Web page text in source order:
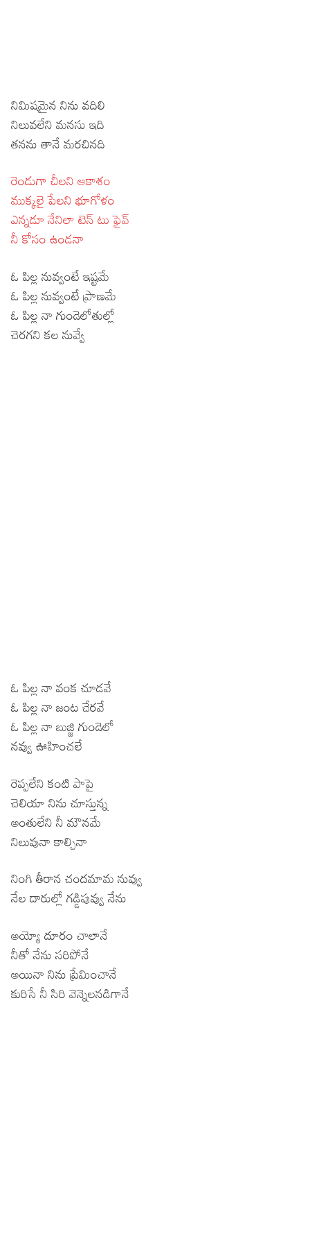
నిమిషమైన నిను వదిలి
నిలువలేని మనసు ఇది
తనను తానే మరచినది
రెండుగా చీలని ఆకాశం
ముక్కలై పేలని భూగోళం
ఎన్నడూ నేనిలా టెన్ టు ఫైవ్
నీ కోసం ఉండనా
ఓ పిల్ల నువ్వంటే ఇష్టమే
ఓ పిల్ల నువ్వంటే ప్రాణమే
ఓ పిల్ల నా గుండెలోతుల్లో
చెరగని కల నువ్వే
ఓ పిల్ల నా వంక చూడవే
ఓ పిల్ల నా జంట చేరవే
ఓ పిల్ల నా బుజ్జి గుండెలో
నవ్వు ఊహించలే
రెప్పలేని కంటి పాపై
చెలియా నిను చూస్తున్న
అంతులేని నీ మౌనమే
నిలువునా కాల్చినా
నింగి తీరాన చందమామ నువ్వు
నేల దారుల్లో గడ్డిపువ్వు నేను
అయ్యో దూరం చాలానే
నీతో నేను సరిపోనే
అయినా నిను ప్రేమించానే
కురిసే నీ సిరి వెన్నెలనడిగానే